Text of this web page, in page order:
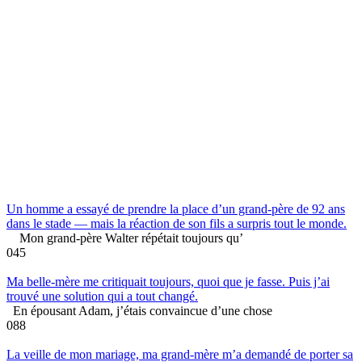
Un homme a essayé de prendre la place d’un grand-père de 92 ans
dans le stade — mais la réaction de son fils a surpris tout le monde.
Mon grand-père Walter répétait toujours qu’
045
Ma belle-mère me critiquait toujours, quoi que je fasse. Puis j’ai
trouvé une solution qui a tout changé.
En épousant Adam, j’étais convaincue d’une chose
088
La veille de mon mariage, ma grand-mère m’a demandé de porter sa